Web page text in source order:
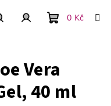
košík
0 Kč
Vera
40 ml